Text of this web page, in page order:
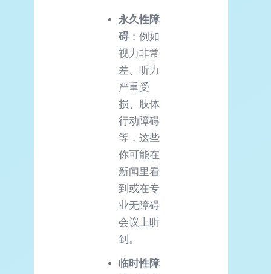
永久性障
碍：例如
视力非常
差、听力
严重受
损、肢体
行动障碍
等，这些
你可能在
新闻里看
到或在专
业无障碍
会议上听
到。
临时性障